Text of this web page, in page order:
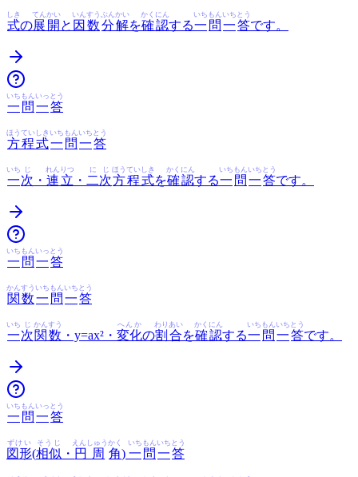
式
しき
の展開
てんかい
と 因数
いんすう
分解
ぶんかい
を確認
かくにん
する一
いち
問
もん
一
いち
答
とう
です。
一
いち
問
もん
一
いっ
答
とう
方程式
ほうていしき
一
いち
問
もん
一
いち
答
とう
一
いち
次
じ
・ 連立
れんりつ
・ 二
に
次
じ
方程式
ほうていしき
を確認
かくにん
する一
いち
問
もん
一
いち
答
とう
です。
一
いち
問
もん
一
いっ
答
とう
関数
かんすう
一
いち
問
もん
一
いち
答
とう
一
いち
次
じ
関数
かんすう
・y=ax²・ 変化
へんか
の割合
わりあい
を確認
かくにん
する一
いち
問
もん
一
いち
答
とう
です。
一
いち
問
もん
一
いっ
答
とう
図形
ずけい
(相似
そうじ
・ 円周
えんしゅう
角
かく
) 一
いち
問
もん
一
いち
答
とう